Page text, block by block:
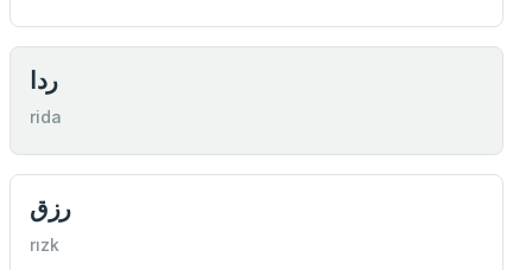
ردا
rida
رزق
rızk